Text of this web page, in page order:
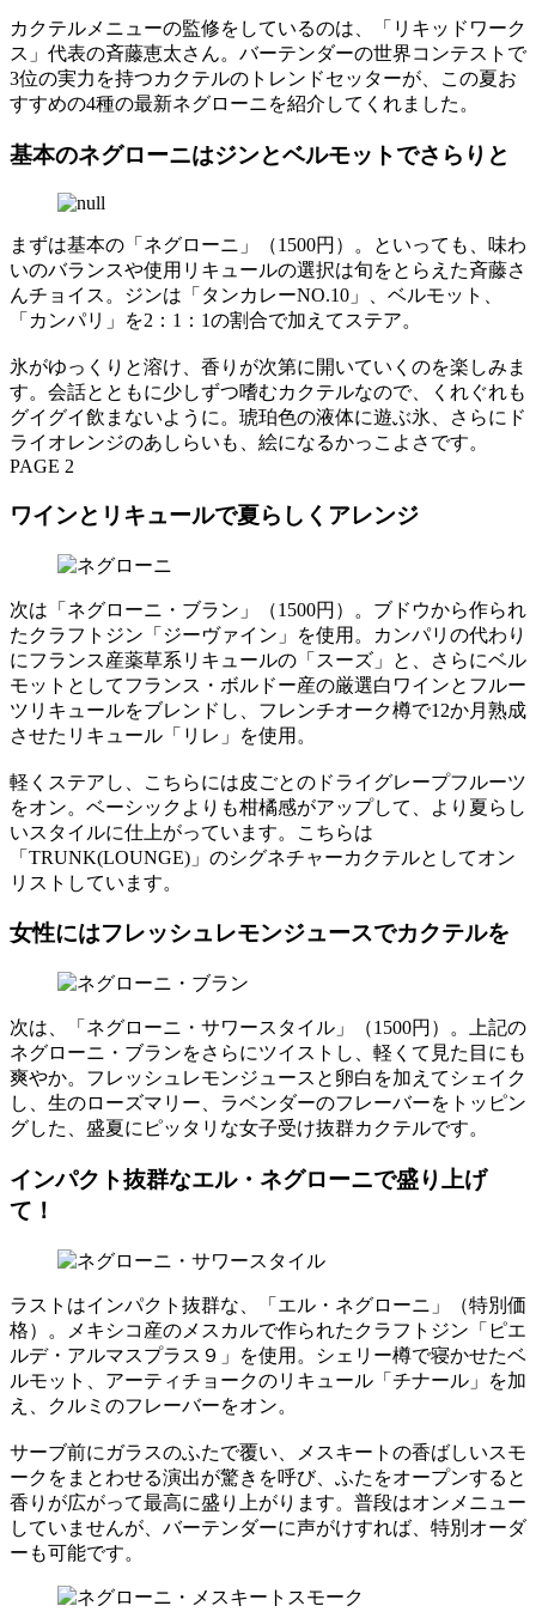
カクテルメニューの監修をしているのは、「リキッドワーク
ス」代表の斉藤恵太さん。バーテンダーの世界コンテストで
3位の実力を持つカクテルのトレンドセッターが、この夏お
すすめの4種の最新ネグローニを紹介してくれました。
基本のネグローニはジンとベルモットでさらりと
まずは基本の「ネグローニ」（1500円）。といっても、味わ
いのバランスや使用リキュールの選択は旬をとらえた斉藤さ
んチョイス。ジンは「タンカレーNO.10」、ベルモット、
「カンパリ」を2：1：1の割合で加えてステア。
氷がゆっくりと溶け、香りが次第に開いていくのを楽しみま
す。会話とともに少しずつ嗜むカクテルなので、くれぐれも
グイグイ飲まないように。琥珀色の液体に遊ぶ氷、さらにド
ライオレンジのあしらいも、絵になるかっこよさです。
PAGE 2
ワインとリキュールで夏らしくアレンジ
次は「ネグローニ・ブラン」（1500円）。ブドウから作られ
たクラフトジン「ジーヴァイン」を使用。カンパリの代わり
にフランス産薬草系リキュールの「スーズ」と、さらにベル
モットとしてフランス・ボルドー産の厳選白ワインとフルー
ツリキュールをブレンドし、フレンチオーク樽で12か月熟成
させたリキュール「リレ」を使用。
軽くステアし、こちらには皮ごとのドライグレープフルーツ
をオン。ベーシックよりも柑橘感がアップして、より夏らし
いスタイルに仕上がっています。こちらは
「TRUNK(LOUNGE)」のシグネチャーカクテルとしてオン
リストしています。
女性にはフレッシュレモンジュースでカクテルを
次は、「ネグローニ・サワースタイル」（1500円）。上記の
ネグローニ・ブランをさらにツイストし、軽くて見た目にも
爽やか。フレッシュレモンジュースと卵白を加えてシェイク
し、生のローズマリー、ラベンダーのフレーバーをトッピン
グした、盛夏にピッタリな女子受け抜群カクテルです。
インパクト抜群なエル・ネグローニで盛り上げ
て！
ラストはインパクト抜群な、「エル・ネグローニ」（特別価
格）。メキシコ産のメスカルで作られたクラフトジン「ピエ
ルデ・アルマスプラス９」を使用。シェリー樽で寝かせたベ
ルモット、アーティチョークのリキュール「チナール」を加
え、クルミのフレーバーをオン。
サーブ前にガラスのふたで覆い、メスキートの香ばしいスモ
ークをまとわせる演出が驚きを呼び、ふたをオープンすると
香りが広がって最高に盛り上がります。普段はオンメニュー
していませんが、バーテンダーに声がけすれば、特別オーダ
ーも可能です。